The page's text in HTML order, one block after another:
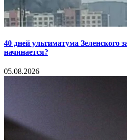
40 дней ультиматума Зеленского
начинается?
05.08.2026